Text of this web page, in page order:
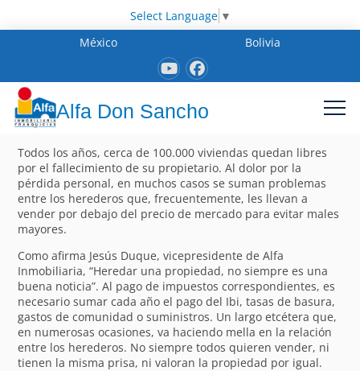
Select Language ▼
México
Bolivia
Alfa Don Sancho
Todos los años, cerca de 100.000 viviendas quedan libres
por el fallecimiento de su propietario. Al dolor por la
pérdida personal, en muchos casos se suman problemas
entre los herederos que, frecuentemente, les llevan a
vender por debajo del precio de mercado para evitar males
mayores.
Como afirma Jesús Duque, vicepresidente de Alfa
Inmobiliaria, “Heredar una propiedad, no siempre es una
buena noticia”. Al pago de impuestos correspondientes, es
necesario sumar cada año el pago del Ibi, tasas de basura,
gastos de comunidad o suministros. Un largo etcétera que,
en numerosas ocasiones, va haciendo mella en la relación
entre los herederos. No siempre todos quieren vender, ni
tienen la misma prisa, ni valoran la propiedad por igual.